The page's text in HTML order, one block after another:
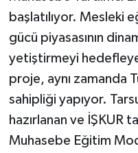
başlatılıyor. Mesleki
gücü piyasasının
yetiştirmeyi
proje, aynı zamanda
sahipliği yapıyor.
hazırlanan ve İŞKUR
Muhasebe Eğitim